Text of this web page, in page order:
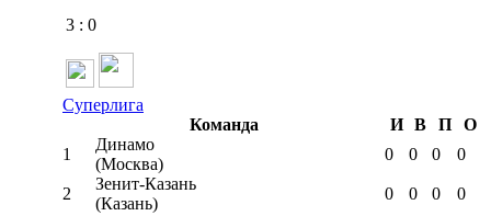
3 : 0
Суперлига
Команда
И В П
О
1
Динамо
(Москва)
0 0 0 0
2
Зенит-Казань
(Казань)
0 0 0 0